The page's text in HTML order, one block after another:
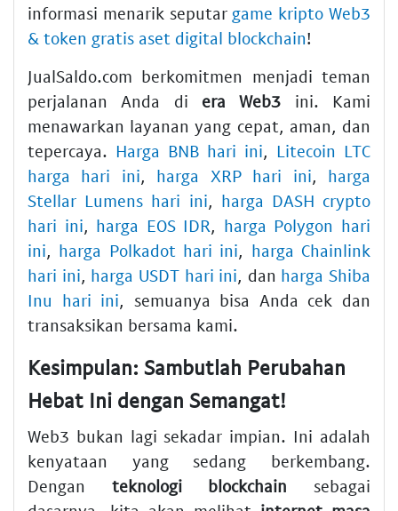
informasi menarik seputar game kripto Web3
& token gratis aset digital blockchain!
JualSaldo.com berkomitmen menjadi teman
perjalanan Anda di era Web3 ini. Kami
menawarkan layanan yang cepat, aman, dan
tepercaya. Harga BNB hari ini, Litecoin LTC
harga hari ini, harga XRP hari ini, harga
Stellar Lumens hari ini, harga DASH crypto
hari ini, harga EOS IDR, harga Polygon hari
ini, harga Polkadot hari ini, harga Chainlink
hari ini, harga USDT hari ini, dan harga Shiba
Inu hari ini, semuanya bisa Anda cek dan
transaksikan bersama kami.
Kesimpulan: Sambutlah Perubahan
Hebat Ini dengan Semangat!
Web3 bukan lagi sekadar impian. Ini adalah
kenyataan yang sedang berkembang.
Dengan teknologi blockchain sebagai